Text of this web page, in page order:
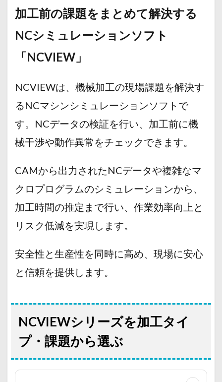
加工前の課題をまとめて解決する
NCシミュレーションソフト
「NCVIEW」
NCVIEWは、機械加工の現場課題を解決す
るNCマシンシミュレーションソフトで
す。NCデータの検証を行い、加工前に機
械干渉や動作異常をチェックできます。
CAMから出力されたNCデータや複雑なマ
クロプログラムのシミュレーションから、
加工時間の推定まで行い、作業効率向上と
リスク低減を実現します。
安全性と生産性を同時に高め、現場に安心
と信頼を提供します。
NCVIEWシリーズを加工タイ
プ・課題から選ぶ